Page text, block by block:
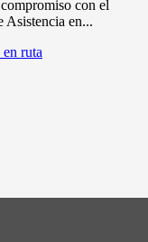
con el
Asistencia en...
ruta